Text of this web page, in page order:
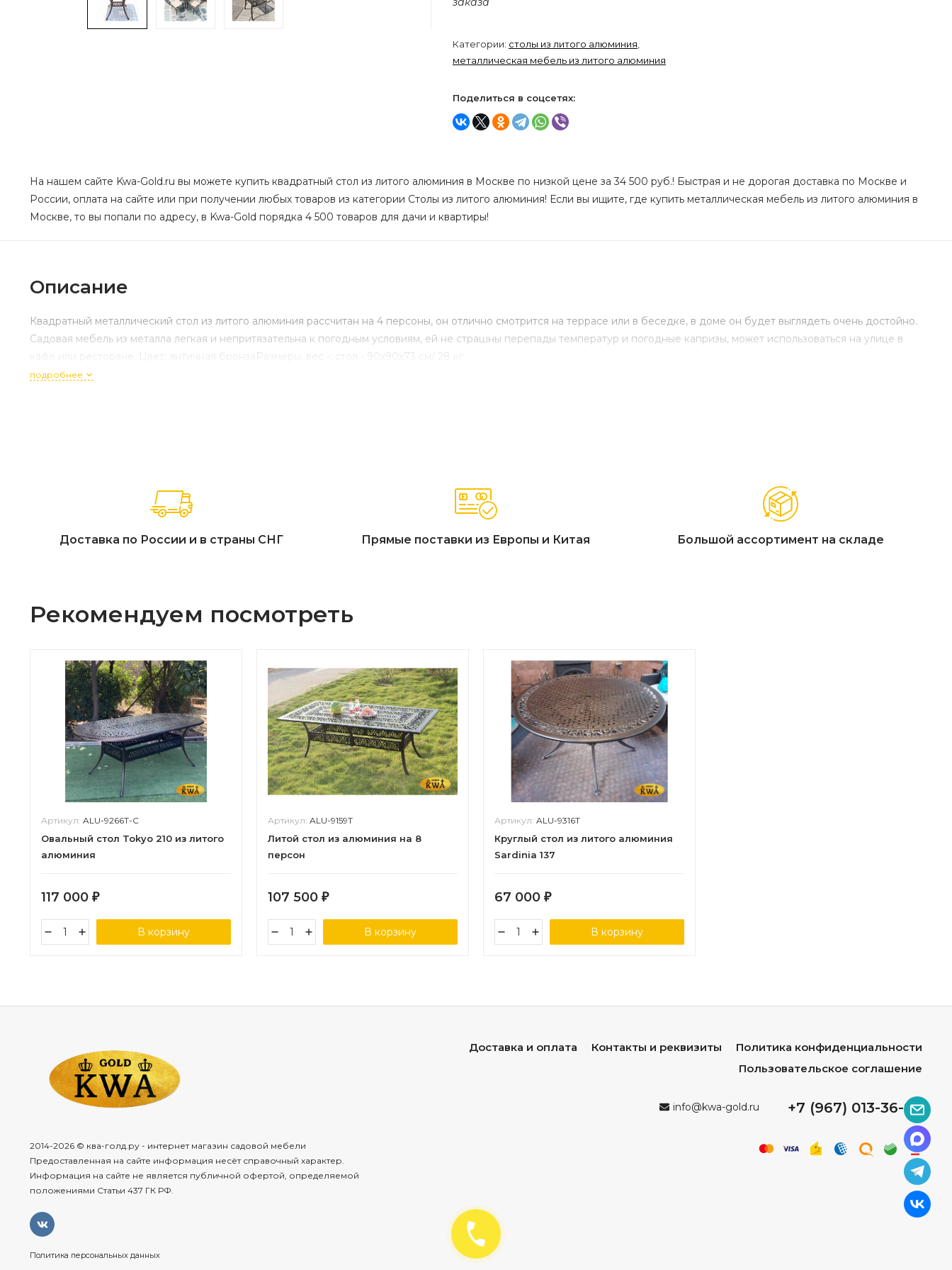
Категории: столы из литого алюминия
металлическая мебель из литого алюминия
Поделиться в соцсетях:
На нашем сайте Kwa-Gold.ru вы можете купить квадратный стол из литого алюминия в Москве по низкой цене за 34 500 руб.! Быстрая и не дорогая доставка по Москве и
России, оплата на сайте или при получении любых товаров из категории Столы из литого алюминия! Если вы ищите, где купить металлическая мебель из литого алюминия в
Москве, то вы попали по адресу, в Kwa-Gold порядка 4 500 товаров для дачи и квартиры!
Описание
Квадратный металлический стол из литого алюминия рассчитан на 4 персоны, он отлично смотрится на террасе или в беседке, в доме он будет выглядеть очень достойно.
Садовая мебель из металла легкая и непритязательна к погодным условиям, ей не страшны перепады температур и погодные капризы, может использоваться на улице в
кафе или ресторане. Цвет: античная бронзаРазмеры, вес -: стол - 90х90х73 см/ 28 кг
подробнее
Доставка по России и в страны СНГ Прямые поставки из Европы и Китая Большой ассортимент на складе
Рекомендуем посмотреть
Артикул: ALU-9266T-C
Овальный стол Tokyo 210 из литого
алюминия
117 000 ₽
В корзину
Артикул: ALU-9159T
Литой стол из алюминия на 8
персон
107 500 ₽
В корзину
Артикул: ALU-9316T
Круглый стол из литого алюминия
Sardinia 137
67 000 ₽
В корзину
2014-2026 © ква-голд.ру - интернет магазин садовой мебели
Предоставленная на сайте информация несёт справочный характер.
Информация на сайте не является публичной офертой, определяемой
положениями Статьи 437 ГК РФ.
Политика персональных данных
Доставка и оплата Контакты и реквизиты
Политика конфиденциальности
Пользовательское соглашение
info@kwa-gold.ru +7 (967) 013-36-96